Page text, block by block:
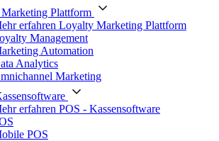
Plattform
erfahren Loyalty Marketing Plattform
Management
Automation
Analytics
Marketing
erfahren POS - Kassensoftware
POS